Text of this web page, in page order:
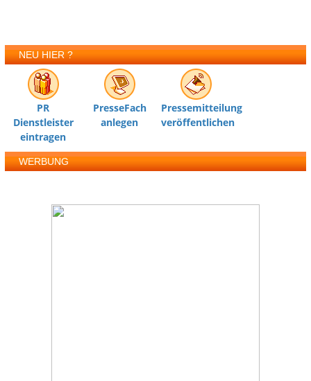
NEU HIER ?
PR
Dienstleister
eintragen
PresseFach
anlegen
Pressemitteilung
veröffentlichen
WERBUNG